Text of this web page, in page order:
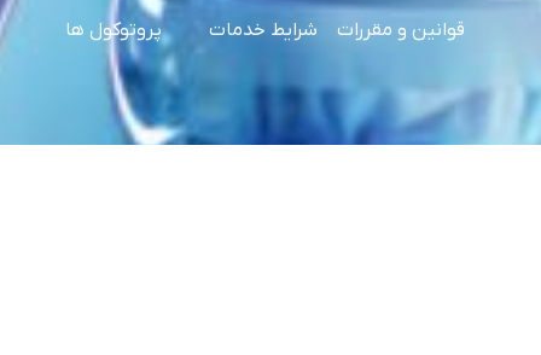
قوانین و مقررات شرایط خدمات پروتوکول ها